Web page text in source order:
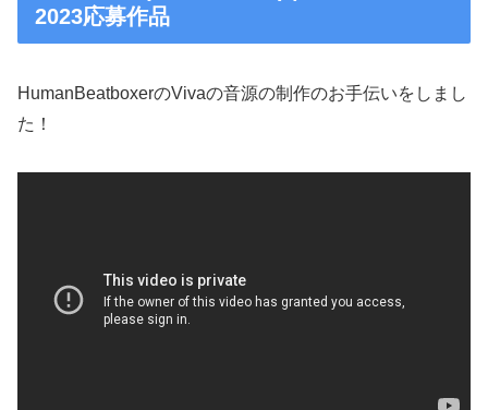
2023応募作品
HumanBeatboxerのVivaの音源の制作のお手伝いをしまし
た！